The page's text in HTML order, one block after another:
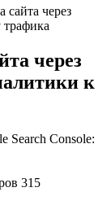
сайта через
трафика
через
к
315